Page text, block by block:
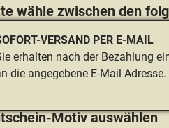
wähle zwischen den
VERSAND PER E-MAIL
erhalten nach der Bezahlung
die angegebene E-Mail Adresse.
Motiv auswählen